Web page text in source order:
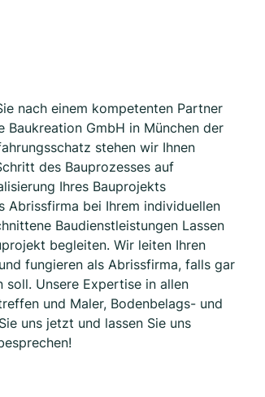
nach einem kompetenten Partner
Baukreation GmbH in München der
stehen wir Ihnen
des Bauprozesses auf
Ihres Bauprojekts
Abrissfirma bei Ihrem individuellen
Baudienstleistungen Lassen
begleiten. Wir leiten Ihren
fungieren als Abrissfirma, falls gar
Unsere Expertise in allen
und Maler, Bodenbelags- und
uns jetzt und lassen Sie uns